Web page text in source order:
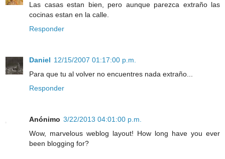
Las casas estan bien, pero aunque parezca extraño las
cocinas estan en la calle.
Responder
Daniel 12/15/2007 01:17:00 p.m.
Para que tu al volver no encuentres nada extraño...
Responder
Anónimo 3/22/2013 04:01:00 p.m.
Wow, marvelous weblog layout! How long have you ever
been blogging for?